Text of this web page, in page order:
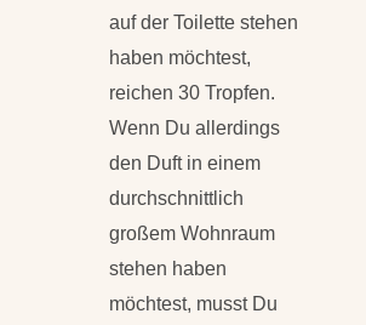
auf der Toilette stehen
haben möchtest,
reichen 30 Tropfen.
Wenn Du allerdings
den Duft in einem
durchschnittlich
großem Wohnraum
stehen haben
möchtest, musst Du